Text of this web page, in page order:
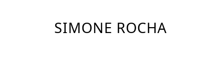
SIMONE ROCHA